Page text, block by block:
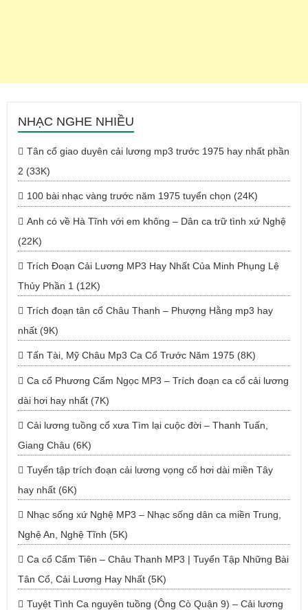
NHẠC NGHE NHIỀU
Tân cổ giao duyên cải lương mp3 trước 1975 hay nhất phần
2 (33K)
100 bài nhạc vàng trước năm 1975 tuyển chọn (24K)
Anh có về Hà Tĩnh với em không – Dân ca trữ tình xứ Nghệ
(22K)
Trích Đoạn Cải Lương MP3 Hay Nhất Của Minh Phụng Lệ
Thủy Phần 1 (12K)
Trích đoạn tân cổ Châu Thanh – Phượng Hằng mp3 hay
nhất (9K)
Tấn Tài, Mỹ Châu Mp3 Ca Cổ Trước Năm 1975 (8K)
Ca cổ Phương Cẩm Ngọc MP3 – Trích đoạn ca cổ cải lương
dài hơi hay nhất (7K)
Cải lương tuồng cổ xưa Tìm lại cuộc đời – Thanh Tuấn,
Giang Châu (6K)
Tuyển tập trích đoạn cải lương vọng cổ hơi dài miền Tây
hay nhất (6K)
Nhạc sống xứ Nghệ MP3 – Nhạc sống dân ca miền Trung,
Nghệ An, Nghệ Tĩnh (5K)
Ca cổ Cẩm Tiên – Châu Thanh MP3 | Tuyển Tập Những Bài
Tân Cổ, Cải Lương Hay Nhất (5K)
Tuyệt Tình Ca nguyên tuồng (Ông Cò Quận 9) – Cải lương